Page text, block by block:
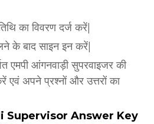
का विवरण दर्ज करें|
के बाद साइन इन करें|
एमपी आंगनवाड़ी सुपरवाइजर की
एवं अपने प्रश्नों और उत्तरों का
Supervisor Answer Key